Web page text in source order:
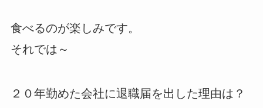
食べるのが楽しみです。
それでは～
２０年勤めた会社に退職届を出した理由は？